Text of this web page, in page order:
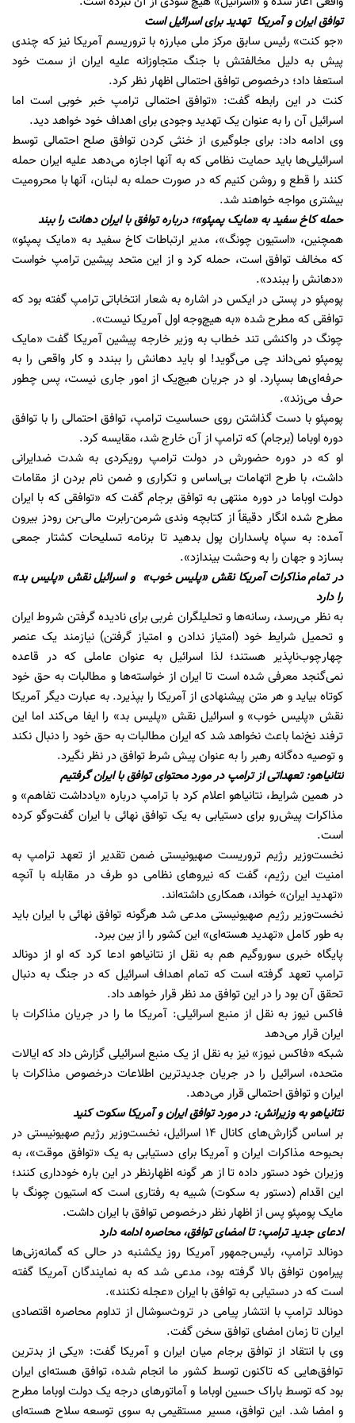
توافق ایران و آمریکا تهدید برای اسرائیل است
«جو کنت» رئیس سابق مرکز ملی مبارزه با تروریسم آمریکا نیز که چندی
پیش به دلیل مخالفتش با جنگ متجاوزانه علیه ایران از سمت خود
استعفا داد؛ درخصوص توافق احتمالی اظهار نظر کرد.
کنت در این رابطه گفت: «توافق احتمالی ترامپ خبر خوبی است اما
اسرائیل آن را به عنوان یک تهدید وجودی برای اهداف خود خواهد دید.
وی ادامه داد: برای جلوگیری از خنثی کردن توافق صلح احتمالی توسط
اسرائیلی‌ها باید حمایت نظامی که به آنها اجازه می‌دهد علیه ایران حمله
کنند را قطع و روشن کنیم که در صورت حمله به لبنان، آنها با محرومیت
بیشتری مواجه خواهند شد.
حمله کاخ سفید به «مایک پمپئو»؛ درباره توافق با ایران دهانت را ببند
همچنین، «استیون چونگ»، مدیر ارتباطات کاخ سفید به «مایک پمپئو»
که مخالف توافق است، حمله کرد و از این متحد پیشین ترامپ خواست
«دهانش را ببندد».
پومپئو در پستی در ایکس در اشاره به شعار انتخاباتی ترامپ گفته بود که
توافقی که مطرح شده «به هیچ‌وجه اول آمریکا نیست».
چونگ در واکنشی تند خطاب به وزیر خارجه پیشین آمریکا گفت «مایک
پومپئو نمی‌داند چی می‌گوید! او باید دهانش را ببندد و کار واقعی را به
حرفه‌ای‌ها بسپارد. او در جریان هیچ‌یک از امور جاری نیست، پس چطور
حرف می‌زند».
پومپئو با دست گذاشتن روی حساسیت ترامپ، توافق احتمالی را با توافق
دوره اوباما (برجام) که ترامپ از آن خارج شد، مقایسه کرد.
او که در دوره حضورش در دولت ترامپ رویکردی به شدت ضدایرانی
داشت، با طرح اتهامات بی‌اساس و تکراری و ضمن نام بردن از مقامات
دولت اوباما در دوره منتهی به توافق برجام گفت که «توافقی که با ایران
مطرح شده انگار دقیقاً از کتابچه وندی شرمن-رابرت مالی-بن رودز بیرون
آمده: به سپاه پاسداران پول بدهید تا برنامه تسلیحات کشتار جمعی
بسازد و جهان را به وحشت بیندازد».
در تمام مذاکرات آمریکا نقش «پلیس خوب» و اسرائیل نقش «پلیس بد»
را دارد
به نظر می‌رسد، رسانه‌ها و تحلیلگران غربی برای نادیده گرفتن شروط ایران
و تحمیل شرایط خود (امتیاز ندادن و امتیاز گرفتن) نیازمند یک عنصر
چهارچوب‌ناپذیر هستند؛ لذا اسرائیل به عنوان عاملی که در قاعده
نمی‌گنجد معرفی ‌شده است تا ایران از خواسته‌ها و مطالبات به حق خود
کوتاه بیاید و هر متن پیشنهادی از آمریکا را بپذیرد. به عبارت دیگر آمریکا
نقش «پلیس خوب» و اسرائیل نقش «پلیس بد» را ایفا می‌کند اما این
ترفند نخ‌نما باعث نخواهد شد که ایران مطالبات به حق خود را دنبال نکند
و توصیه ده‌گانه رهبر را به عنوان پیش شرط توافق در نظر نگیرد.
نتانیاهو: تعهداتی از ترامپ در مورد محتوای توافق با ایران گرفتیم
در همین شرایط، نتانیاهو اعلام کرد با ترامپ درباره «یادداشت تفاهم» و
مذاکرات پیش‌رو برای دستیابی به یک توافق نهائی با ایران گفت‌وگو کرده
است.
نخست‌وزیر رژیم تروریست صهیونیستی ضمن تقدیر از تعهد ترامپ به
امنیت این رژیم، گفت که نیروهای نظامی دو طرف در مقابله با آنچه
«تهدید ایران» خواند، همکاری داشته‌اند.
نخست‌وزیر رژیم صهیونیستی مدعی شد هرگونه توافق نهائی با ایران باید
به طور کامل «تهدید هسته‌ای» این کشور را از بین ببرد.
پایگاه خبری سوروگیم هم به نقل از نتانیاهو ادعا کرد که او از دونالد
ترامپ تعهد گرفته است که تمام اهداف اسرائیل که در جنگ به دنبال
تحقق آن بود را در این توافق مد نظر قرار خواهد داد.
فاکس نیوز به نقل از منبع اسرائیلی: آمریکا ما را در جریان مذاکرات با
ایران قرار می‌دهد
شبکه «فاکس نیوز» نیز به نقل از یک منبع اسرائیلی گزارش داد که ایالات
متحده، اسرائیل را در جریان جدیدترین اطلاعات درخصوص مذاکرات با
ایران و توافق احتمالی قرار می‌دهد.
نتانیاهو به وزیرانش: در مورد توافق ایران و آمریکا سکوت کنید
بر اساس گزارش‌های کانال ۱۴ اسرائیل، نخست‌وزیر رژیم صهیونیستی در
بحبوحه مذاکرات ایران و آمریکا برای دستیابی به یک «توافق موقت»، به
وزیران خود دستور داده تا از هر گونه اظهارنظر در این باره خودداری کنند؛
این اقدام (دستور به سکوت) شبیه به رفتاری است که استیون چونگ با
مایک پومپئو پس از اظهار نظر درخصوص توافق با ایران داشت.
ادعای جدید ترامپ: تا امضای توافق، محاصره ادامه دارد
دونالد ترامپ، رئیس‌جمهور آمریکا روز یکشنبه در حالی که گمانه‌زنی‌ها
پیرامون توافق بالا گرفته بود، مدعی شد که به نمایندگان آمریکا گفته
است که در دستیابی به توافق با ایران «عجله نکنند».
دونالد ترامپ با انتشار پیامی در تروث‌سوشال از تداوم محاصره اقتصادی
ایران تا زمان امضای توافق سخن گفت.
وی با انتقاد از توافق برجام میان ایران و آمریکا گفت: «یکی از بدترین
توافق‌هایی که تاکنون توسط کشور ما انجام شده، توافق هسته‌ای ایران
بود که توسط باراک حسین اوباما و آماتورهای درجه یک دولت اوباما مطرح
و امضا شد. این توافق، مسیر مستقیمی به سوی توسعه سلاح هسته‌ای